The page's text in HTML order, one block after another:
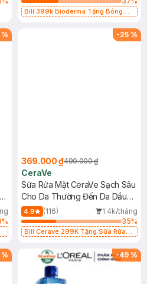
Bill 399k Bioderma Tặng Bông
%
%
-25 %
369.000 ₫490.000 ₫
CeraVe
Sữa Rửa Mặt CeraVe Sạch Sâu
Cho Da Thường Đến Da Dầu
473ml
4.9 (116)
1.4k/tháng
35%
Bill Cerave 299K Tặng Sữa Rửa
% -49 %